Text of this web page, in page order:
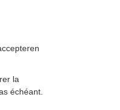
la
échéant.